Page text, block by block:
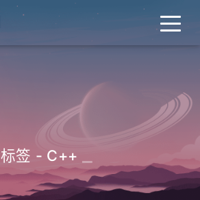
标签 - C++